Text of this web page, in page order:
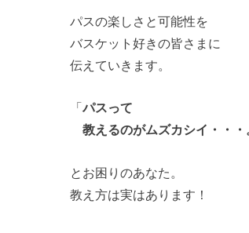
パスの楽しさと可能性を
バスケット好きの皆さまに
伝えていきます。
「パスって
教えるのがムズカシイ・・・
とお困りのあなた。
教え方は実はあります！